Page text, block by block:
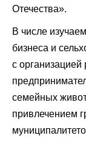
Отечества».
В числе
бизнеса и
с
семейных
привлечением